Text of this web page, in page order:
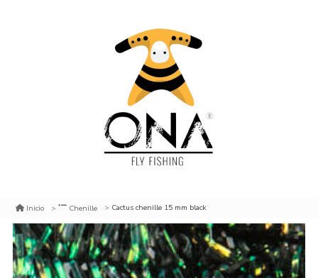
Inicio Chenille Cactus chenille 15 mm black